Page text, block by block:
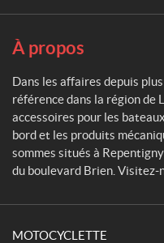
À propos
Dans les affaires depuis
référence dans la région de
accessoires pour les
bord et les produits
sommes situés à
du boulevard Brien. Visitez-
MOTOCYCLETTE